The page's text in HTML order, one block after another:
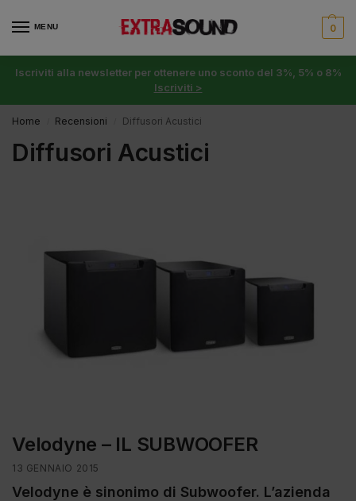
MENU 0
Iscriviti alla newsletter per ottenere uno sconto del 3%, 5% o 8%
Iscriviti >
Home Recensioni Diffusori Acustici
Diffusori Acustici
Velodyne – IL SUBWOOFER
13 GENNAIO 2015
Velodyne è sinonimo di Subwoofer. L’azienda